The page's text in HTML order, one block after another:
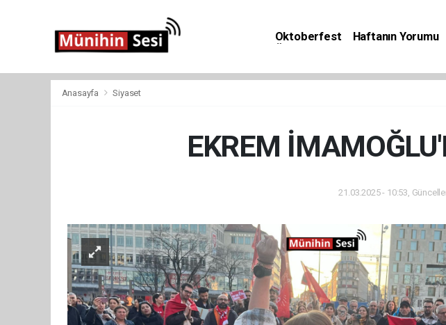
Oktoberfest Haftanın Yorumu
Anasayfa Siyaset
EKREM
21.03.2025 - 10:53,